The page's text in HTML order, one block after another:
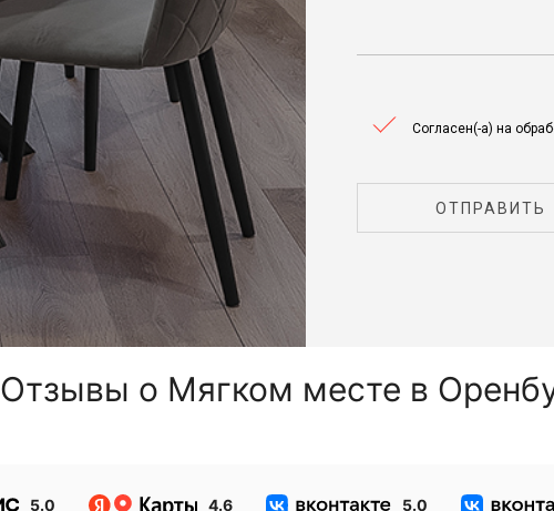
Согласен(-а) на
ОТПРАВИТЬ
Отзывы о Мягком месте в
5.0 4.6 5.0